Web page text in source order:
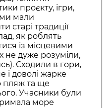
проєкту, ігри,
ми мали
старі традиції
як роблять
із місцевими
не дуже розуміли,
Сходили в гори,
і доволі жарке
пляж та ще
Учасники були
море